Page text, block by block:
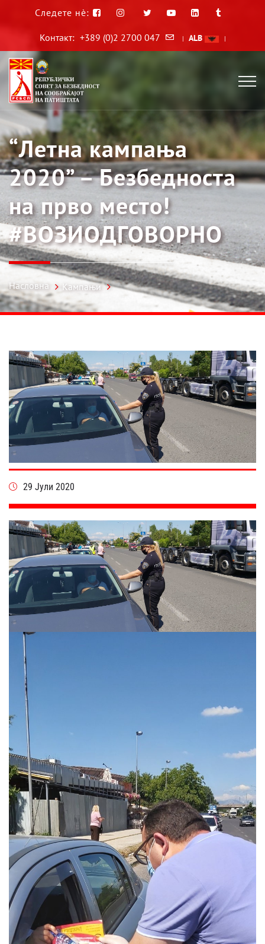
Следете нè:
Контакт: +389 (0)2 2700 047 | ALB |
“Летна кампања
2020” – Безбедноста
на прво место!
#ВОЗИОДГОВОРНО
Насловна Кампањи
29 Јули 2020